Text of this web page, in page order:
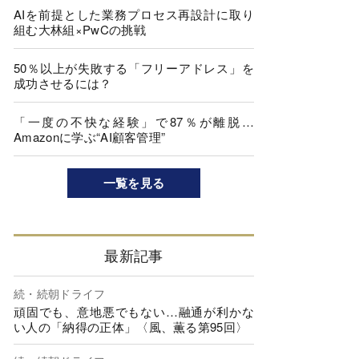
AIを前提とした業務プロセス再設計に取り
組む大林組×PwCの挑戦
50％以上が失敗する「フリーアドレス」を
成功させるには？
「一度の不快な経験」で87％が離脱…
Amazonに学ぶ“AI顧客管理”
一覧を見る
最新記事
続・続朝ドライフ
頑固でも、意地悪でもない…融通が利かな
い人の「納得の正体」〈風、薫る第95回〉